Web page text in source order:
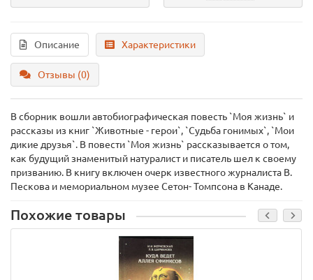
Описание Характеристики
Отзывы (0)
В сборник вошли автобиографическая повесть `Моя жизнь` и
рассказы из книг `Животные - герои`, `Судьба гонимых`, `Мои
дикие друзья`. В повести `Моя жизнь` рассказывается о том,
как будущий знаменитый натуралист и писатель шел к своему
призванию. В книгу включен очерк известного журналиста В.
Пескова и мемориальном музее Сетон- Томпсона в Канаде.
Похожие товары